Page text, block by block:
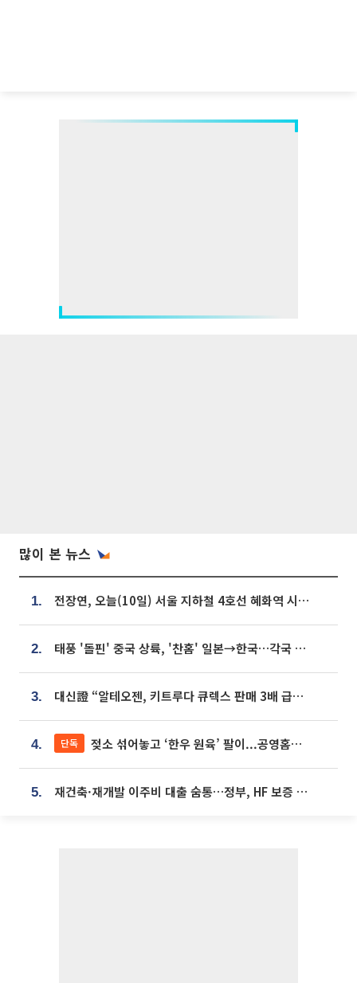
많이 본 뉴스
1. 전장연, 오늘(10일) 서울 지하철 4호선 혜화역 시위…1호선 용산역 무정차
2. 태풍 '돌핀' 중국 상륙, '찬홈' 일본→한국…각국 기상청 예상 경로는?
3. 대신證 “알테오젠, 키트루다 큐렉스 판매 3배 급증…목표가 41만원 상향”
4. 단독 젖소 섞어놓고 ‘한우 원육’ 팔이...공영홈쇼핑 표기·검증 구멍
5. 재건축·재개발 이주비 대출 숨통…정부, HF 보증 신설 추진